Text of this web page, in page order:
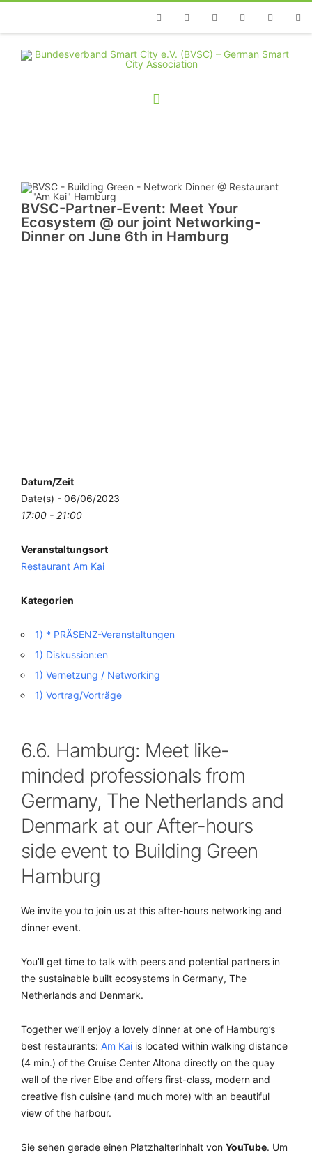
TelefonFacebookTwitterYoutubeInstagramLinkedin
BVSC-Partner-Event: Meet Your
Ecosystem @ our joint Networking-
Dinner on June 6th in Hamburg
Datum/Zeit
Date(s) - 06/06/2023
17:00 - 21:00
Veranstaltungsort
Restaurant Am Kai
Kategorien
1) * PRÄSENZ-Veranstaltungen
1) Diskussion:en
1) Vernetzung / Networking
1) Vortrag/Vorträge
6.6. Hamburg: Meet like-
minded professionals from
Germany, The Netherlands and
Denmark at our After-hours
side event to Building Green
Hamburg
We invite you to join us at this after-hours networking and
dinner event.
You’ll get time to talk with peers and potential partners in
the sustainable built ecosystems in Germany, The
Netherlands and Denmark.
Together we’ll enjoy a lovely dinner at one of Hamburg’s
best restaurants: Am Kai is located within walking distance
(4 min.) of the Cruise Center Altona directly on the quay
wall of the river Elbe and offers first-class, modern and
creative fish cuisine (and much more) with an beautiful
view of the harbour.
Sie sehen gerade einen Platzhalterinhalt von YouTube. Um